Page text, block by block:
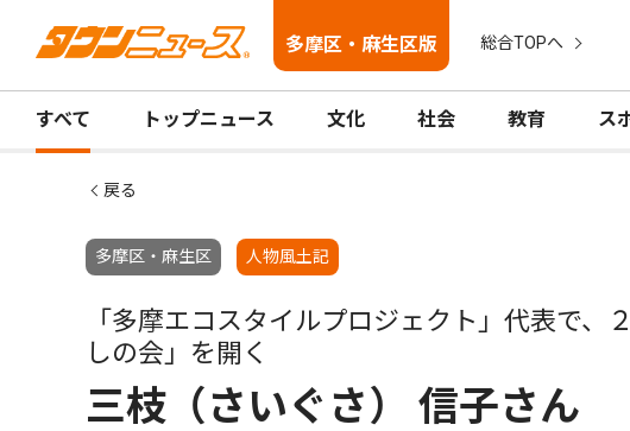
多摩区・麻生区版 総合TOPへ
すべて トップニュース 文化 社会 教育 ス
戻る
多摩区・麻生区 人物風土記
「多摩エコスタイルプロジェクト」代表で
しの会」を開く
三枝（さいぐさ） 信子さん